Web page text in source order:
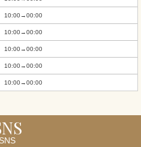
10:00 00:00
10:00 00:00
10:00 00:00
10:00 00:00
10:00 00:00
SNS